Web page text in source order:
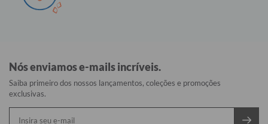
Nós enviamos e-mails incríveis.
Saiba primeiro dos nossos lançamentos, coleções e promoções
exclusivas.